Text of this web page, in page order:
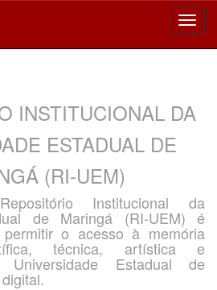
INSTITUCIONAL DA
ESTADUAL DE
(RI-UEM)
Institucional da
de Maringá (RI-UEM) é
o acesso à memória
técnica, artística e
Universidade Estadual de